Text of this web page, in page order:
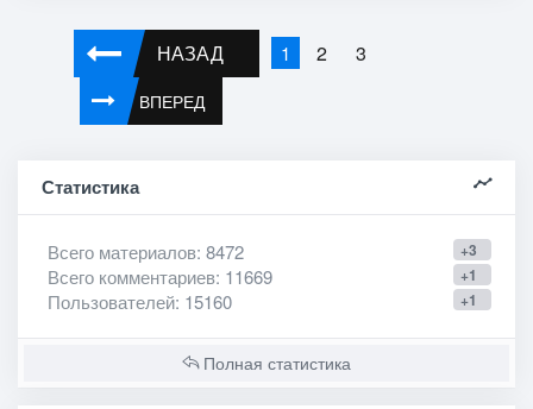
НАЗАД 1 2 3
ВПЕРЕД
Статистика
+3
Всего материалов: 8472
+1
Всего комментариев: 11669
+1
Пользователей: 15160
Полная статистика